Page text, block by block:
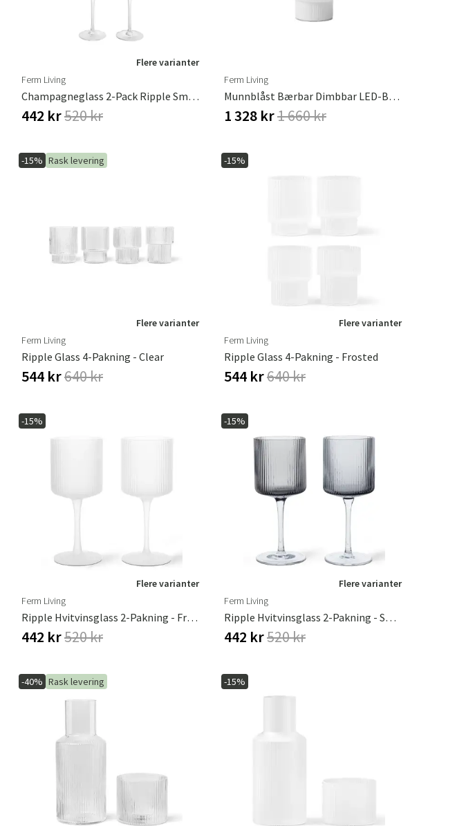
Flere varianter
Ferm Living
Champagneglass 2-Pack Ripple Smoked Grey
442 kr520 kr
Ferm Living
Munnblåst Bærbar Dimbbar LED-Bordlampe Ripple
1 328 kr1 660 kr
-15% Rask levering
Flere varianter
Ferm Living
Ripple Glass 4-Pakning - Clear
544 kr640 kr
-15%
Flere varianter
Ferm Living
Ripple Glass 4-Pakning - Frosted
544 kr640 kr
-15%
Flere varianter
Ferm Living
Ripple Hvitvinsglass 2-Pakning - Frosted
442 kr520 kr
-15%
Flere varianter
Ferm Living
Ripple Hvitvinsglass 2-Pakning - Smoked Grey
442 kr520 kr
-40% Rask levering -15%